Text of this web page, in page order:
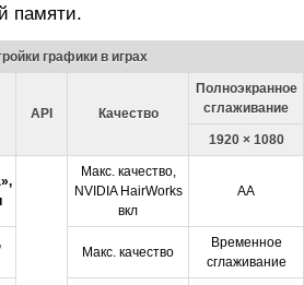
памяти.
графики в играх
API Качество
Полноэкранное
сглаживание
1920 × 1080
Макс. качество,
NVIDIA HairWorks
вкл
AA
Макс. качество
Временное
сглаживание